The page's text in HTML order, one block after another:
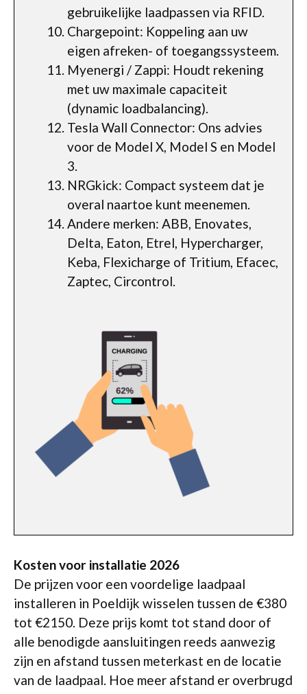
gebruikelijke laadpassen via RFID.
Chargepoint: Koppeling aan uw
eigen afreken- of toegangssysteem.
Myenergi / Zappi: Houdt rekening
met uw maximale capaciteit
(dynamic loadbalancing).
Tesla Wall Connector: Ons advies
voor de Model X, Model S en Model
3.
NRGkick: Compact systeem dat je
overal naartoe kunt meenemen.
Andere merken: ABB, Enovates,
Delta, Eaton, Etrel, Hypercharger,
Keba, Flexicharge of Tritium, Efacec,
Zaptec, Circontrol.
Kosten voor installatie 2026
De prijzen voor een voordelige laadpaal
installeren in Poeldijk wisselen tussen de €380
tot €2150. Deze prijs komt tot stand door of
alle benodigde aansluitingen reeds aanwezig
zijn en afstand tussen meterkast en de locatie
van de laadpaal. Hoe meer afstand er overbrugd